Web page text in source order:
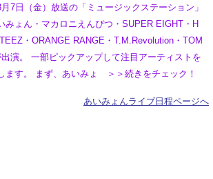
7日（金）放送の「ミュージックステーション」
みょん・マカロニえんぴつ・SUPER EIGHT・H
・ORANGE RANGE・T.M.Revolution・TOM
演。 一部ピックアップして注目アーティストを
ます。 まず、あいみょ ＞＞続きをチェック！
あいみょんライブ日程ページへ